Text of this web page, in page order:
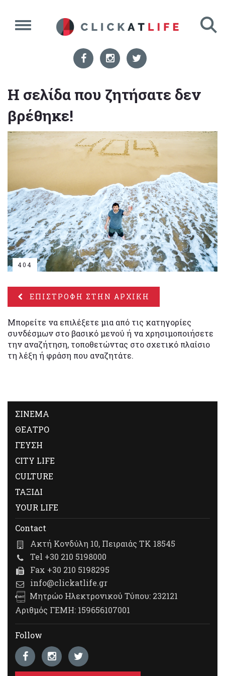
Η σελίδα που ζητήσατε δεν
βρέθηκε!
404
ΕΠΙΣΤΡΟΦΗ ΣΤΗΝ ΑΡΧΙΚΗ
Μπορείτε να επιλέξετε μια από τις κατηγορίες
συνδέσμων στο βασικό μενού ή να χρησιμοποιήσετε
την αναζήτηση, τοποθετώντας στο σχετικό πλαίσιο
τη λέξη ή φράση που αναζητάτε.
ΣΙΝΕΜΑ
ΘΕΑΤΡΟ
ΓΕΥΣΗ
CITY LIFE
CULTURE
ΤΑΞΙΔΙ
YOUR LIFE
Contact
Ακτή Κονδύλη 10, Πειραιάς ΤΚ 18545
Tel +30 210 5198000
Fax +30 210 5198295
info@clickatlife.gr
Μητρώο Ηλεκτρονικού Τύπου: 232121
Αριθμός ΓΕΜΗ: 159656107001
Follow